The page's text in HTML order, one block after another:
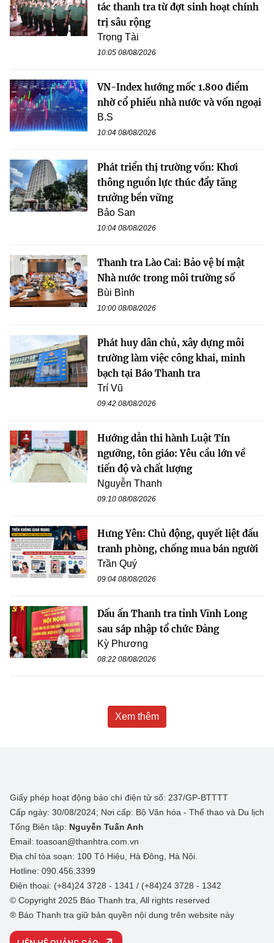
tác thanh tra từ đợt sinh hoạt chính
trị sâu rộng
Trọng Tài
10:05 08/08/2026
VN-Index hướng mốc 1.800 điểm
nhờ cổ phiếu nhà nước và vốn ngoại
B.S
10:04 08/08/2026
Phát triển thị trường vốn: Khơi
thông nguồn lực thúc đẩy tăng
trưởng bền vững
Bảo San
10:04 08/08/2026
Thanh tra Lào Cai: Bảo vệ bí mật
Nhà nước trong môi trường số
Bùi Bình
10:00 08/08/2026
Phát huy dân chủ, xây dựng môi
trường làm việc công khai, minh
bạch tại Báo Thanh tra
Trí Vũ
09:42 08/08/2026
Hướng dẫn thi hành Luật Tín
ngưỡng, tôn giáo: Yêu cầu lớn về
tiến độ và chất lượng
Nguyễn Thanh
09:10 08/08/2026
Hưng Yên: Chủ động, quyết liệt đấu
tranh phòng, chống mua bán người
Trần Quý
09:04 08/08/2026
Dấu ấn Thanh tra tỉnh Vĩnh Long
sau sáp nhập tổ chức Đảng
Kỳ Phương
08:22 08/08/2026
Xem thêm
Giấy phép hoạt động báo chí điện tử số: 237/GP-BTTTT
Cấp ngày: 30/08/2024; Nơi cấp: Bộ Văn hóa - Thể thao và Du lịch
Tổng Biên tập: Nguyễn Tuấn Anh
Email: toasoan@thanhtra.com.vn
Địa chỉ tòa soạn: 100 Tô Hiệu, Hà Đông, Hà Nội.
Hotline: 090.456.3399
Điện thoại: (+84)24 3728 - 1341 / (+84)24 3728 - 1342
© Copyright 2025 Báo Thanh tra, All rights reserved
® Báo Thanh tra giữ bản quyền nội dung trên website này